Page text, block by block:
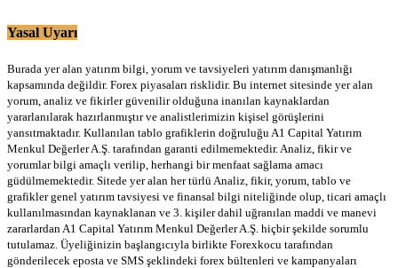
Yasal Uyarı
Burada yer alan yatırım bilgi, yorum ve tavsiyeleri yatırım danışmanlığı
kapsamında değildir. Forex piyasaları risklidir. Bu internet sitesinde yer alan
yorum, analiz ve fikirler güvenilir olduğuna inanılan kaynaklardan
yararlanılarak hazırlanmıştır ve analistlerimizin kişisel görüşlerini
yansıtmaktadır. Kullanılan tablo grafiklerin doğruluğu A1 Capital Yatırım
Menkul Değerler A.Ş. tarafından garanti edilmemektedir. Analiz, fikir ve
yorumlar bilgi amaçlı verilip, herhangi bir menfaat sağlama amacı
güdülmemektedir. Sitede yer alan her türlü Analiz, fikir, yorum, tablo ve
grafikler genel yatırım tavsiyesi ve finansal bilgi niteliğinde olup, ticari amaçlı
kullanılmasından kaynaklanan ve 3. kişiler dahil uğranılan maddi ve manevi
zararlardan A1 Capital Yatırım Menkul Değerler A.Ş. hiçbir şekilde sorumlu
tutulamaz. Üyeliğinizin başlangıcıyla birlikte Forexkocu tarafından
gönderilecek eposta ve SMS şeklindeki forex bültenleri ve kampanyaları